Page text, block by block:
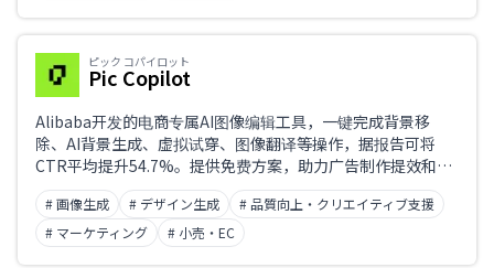
ピック コパイロット
Pic Copilot
Alibaba开发的电商专属AI图像编辑工具，一键完成背景移
除、AI背景生成、虚拟试穿、图像翻译等操作，据报告可将
CTR平均提升54.7%。提供免费方案，助力广告制作提效和降
本。
# 画像生成 # デザイン生成
# 品質向上・クリエイティブ支援
# マーケティング
# 小売・EC